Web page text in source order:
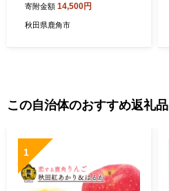
玩具 組み立て 立体 インテリ
ア お祝い 節句 プレゼント 贈
寄附金額 14,500円
秋田県鹿角市
この自治体のおすすめ返礼品
1